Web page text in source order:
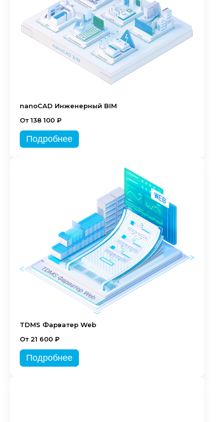
nanoCAD Инженерный BIM
От 138 100 ₽
Подробнее
TDMS Фарватер Web
От 21 600 ₽
Подробнее